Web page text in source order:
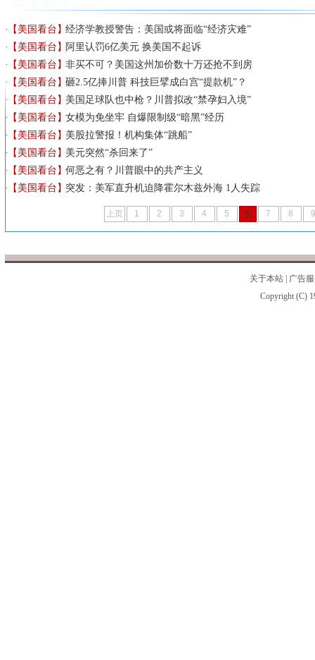
【美国看台】经济学教授警告：美国或将面临“经济灾难”
【美国看台】 阿里认罚6亿美元 换美国不起诉
【美国看台】非买不可？美国这州加价数十万还抢不到房
【美国看台】砸2.5亿捧川普 科技巨擘成白宫“提款机”？
【美国看台】美国足球队也中枪？川普拟改“禁孕妇入境”
【美国看台】女模为免坐牢 自爆限制级“暗黑”经历
【美国看台】美股拉警报！机构集体“跳船”
【美国看台】美元突然“杀回来了”
【美国看台】何恶之有？川普眼中的共产主义
【美国看台】突发：美军直升机迫降霍尔木兹外海 1人失踪
上页 1 2 3 4 5 6 7 8 9
关于本站
广告
Copyright (C)